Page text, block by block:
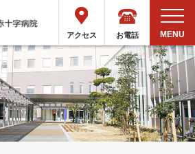
アクセス お電話